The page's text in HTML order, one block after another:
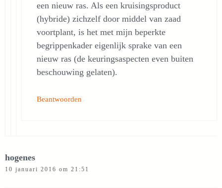
een nieuw ras. Als een kruisingsproduct
(hybride) zichzelf door middel van zaad
voortplant, is het met mijn beperkte
begrippenkader eigenlijk sprake van een
nieuw ras (de keuringsaspecten even buiten
beschouwing gelaten).
Beantwoorden
hogenes
10 januari 2016 om 21:51